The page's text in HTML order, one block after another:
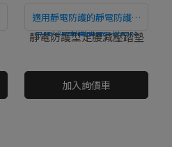
適用靜電防護的靜電防護型
足腰減壓踏墊。 (需搭配除
直接購買
靜電防護型足腰減壓踏墊
加入詢價車